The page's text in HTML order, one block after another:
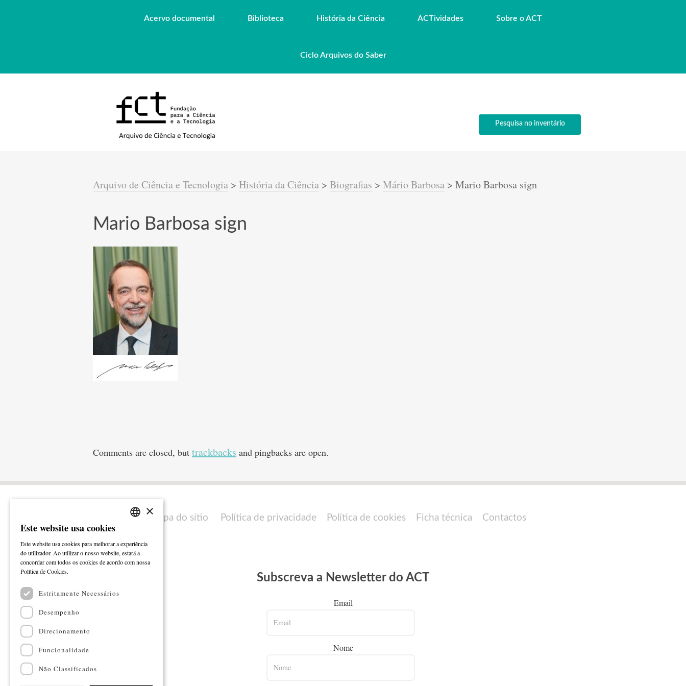
Acervo documental Biblioteca História da Ciência ACTividades Sobre o ACT
Ciclo Arquivos do Saber
Pesquisa no inventário
Arquivo de Ciência e Tecnologia > História da Ciência > Biografias > Mário Barbosa > Mario Barbosa sign
Mario Barbosa sign
Comments are closed, but trackbacks and pingbacks are open.
Mapa do sítio Política de privacidade Política de cookies Ficha técnica Contactos
Subscreva a Newsletter do ACT
Email
Nome
ENGLISH
×
Este website usa cookies
Este website usa cookies para melhorar a experiência
do utilizador. Ao utilizar o nosso website, estará a
concordar com todos os cookies de acordo com nossa
Política de Cookies.
Estritamente Necessários
Desempenho
Direcionamento
Funcionalidade
Não Classificados